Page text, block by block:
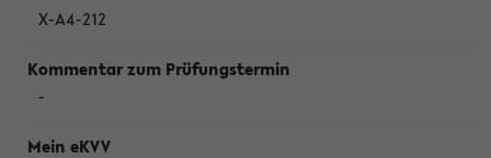
X-A4-212
-